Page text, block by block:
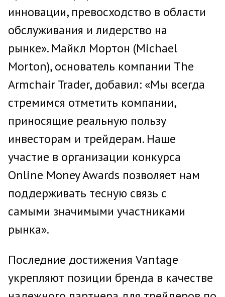
инновации, превосходство в области
обслуживания и лидерство на
рынке». Майкл Мортон (Michael
Morton), основатель компании The
Armchair Trader, добавил: «Мы всегда
стремимся отметить компании,
приносящие реальную пользу
инвесторам и трейдерам. Наше
участие в организации конкурса
Online Money Awards позволяет нам
поддерживать тесную связь с
самыми значимыми участниками
рынка».
Последние достижения Vantage
укрепляют позиции бренда в качестве